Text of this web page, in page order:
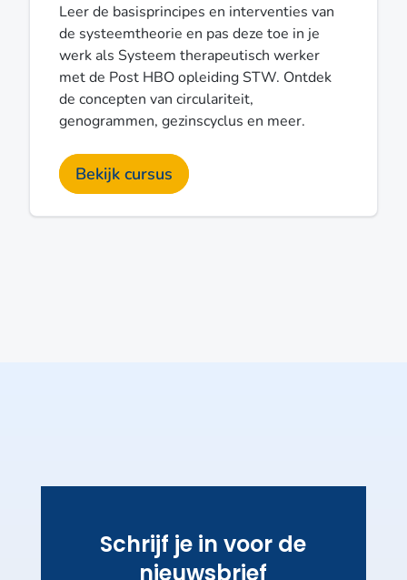
Leer de basisprincipes en interventies van
de systeemtheorie en pas deze toe in je
werk als Systeem therapeutisch werker
met de Post HBO opleiding STW. Ontdek
de concepten van circulariteit,
genogrammen, gezinscyclus en meer.
Bekijk cursus
Schrijf je in voor de
nieuwsbrief